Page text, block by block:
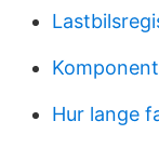
Hur lange